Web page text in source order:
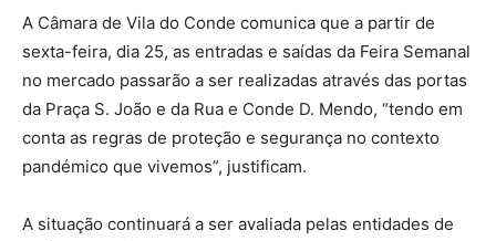
A Câmara de Vila do Conde comunica que a partir de
sexta-feira, dia 25, as entradas e saídas da Feira Semanal
no mercado passarão a ser realizadas através das portas
da Praça S. João e da Rua e Conde D. Mendo, “tendo em
conta as regras de proteção e segurança no contexto
pandémico que vivemos”, justificam.
A situação continuará a ser avaliada pelas entidades de